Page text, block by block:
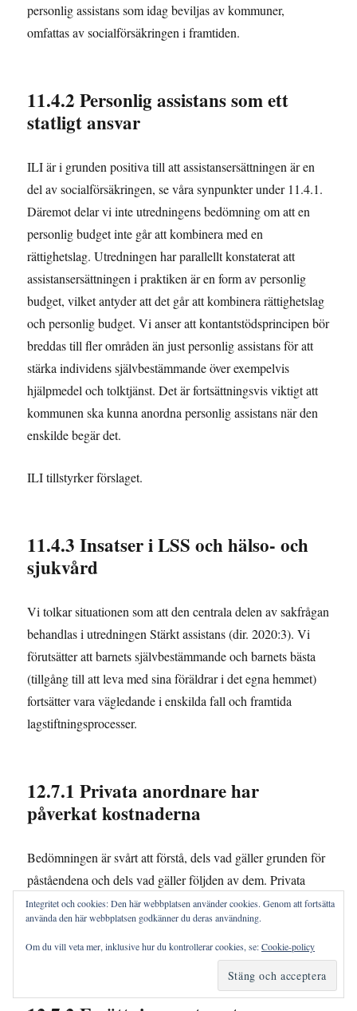
personlig assistans som idag beviljas av kommuner,
omfattas av socialförsäkringen i framtiden.
11.4.2 Personlig assistans som ett
statligt ansvar
ILI är i grunden positiva till att assistansersättningen är en
del av socialförsäkringen, se våra synpunkter under 11.4.1.
Däremot delar vi inte utredningens bedömning om att en
personlig budget inte går att kombinera med en
rättighetslag. Utredningen har parallellt konstaterat att
assistansersättningen i praktiken är en form av personlig
budget, vilket antyder att det går att kombinera rättighetslag
och personlig budget. Vi anser att kontantstödsprincipen bör
breddas till fler områden än just personlig assistans för att
stärka individens självbestämmande över exempelvis
hjälpmedel och tolktjänst. Det är fortsättningsvis viktigt att
kommunen ska kunna anordna personlig assistans när den
enskilde begär det.
ILI tillstyrker förslaget.
11.4.3 Insatser i LSS och hälso- och
sjukvård
Vi tolkar situationen som att den centrala delen av sakfrågan
behandlas i utredningen Stärkt assistans (dir. 2020:3). Vi
förutsätter att barnets självbestämmande och barnets bästa
(tillgång till att leva med sina föräldrar i det egna hemmet)
fortsätter vara vägledande i enskilda fall och framtida
lagstiftningsprocesser.
12.7.1 Privata anordnare har
påverkat kostnaderna
Bedömningen är svårt att förstå, dels vad gäller grunden för
påståendena och dels vad gäller följden av dem. Privata
anordnare framställs negativt, vilket vi vänder oss mot.
Eftersom det inte följer något förslag lämnar vi uttalandena
utan ytterligare kommentar.
Integritet och cookies: Den här webbplatsen använder cookies. Genom att fortsätta
använda den här webbplatsen godkänner du deras användning.
Om du vill veta mer, inklusive hur du kontrollerar cookies, se:Cookie-policy